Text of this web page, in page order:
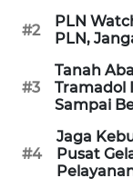
#2
PLN
PLN,
#3
Tanah
Tramadol
Sampai
#4
Jaga
Pusat
WN
KEPRI
WN
PAPUA
WN
PAPUA